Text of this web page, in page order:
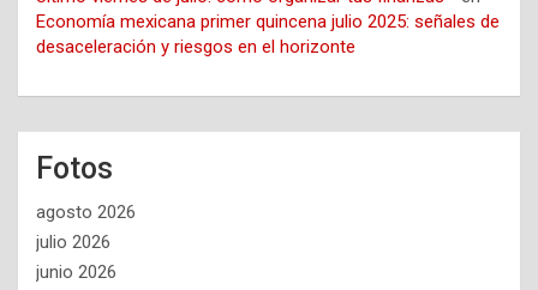
Economía mexicana primer quincena julio 2025: señales de
desaceleración y riesgos en el horizonte
Fotos
agosto 2026
julio 2026
junio 2026